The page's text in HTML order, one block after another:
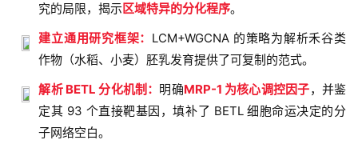
究的局限，揭示区域特异的分化程序。
建立通用研究框架： LCM+WGCNA 的策略为解析禾谷类
作物（水稻、小麦）胚乳发育提供了可复制的范式。
解析 BETL 分化机制： 明确MRP-1 为核心调控因子，并鉴
定其 93 个直接靶基因，填补了 BETL 细胞命运决定的分
子网络空白。